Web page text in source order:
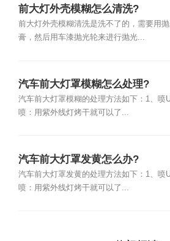
前大灯外壳模糊怎么清洗?
前大灯外壳模糊清洗是洗不了的，需要用
膏，然后用车漆抛光轮来进行抛光...
汽车前大灯罩模糊怎么处理?
汽车前大灯罩模糊的处理方法如下：1、喷
喷：用紫外线灯烤干就可以了...
汽车前大灯罩发黄怎么办?
汽车前大灯罩发黄的处理方法如下：1、喷
喷：用紫外线灯烤干就可以了...